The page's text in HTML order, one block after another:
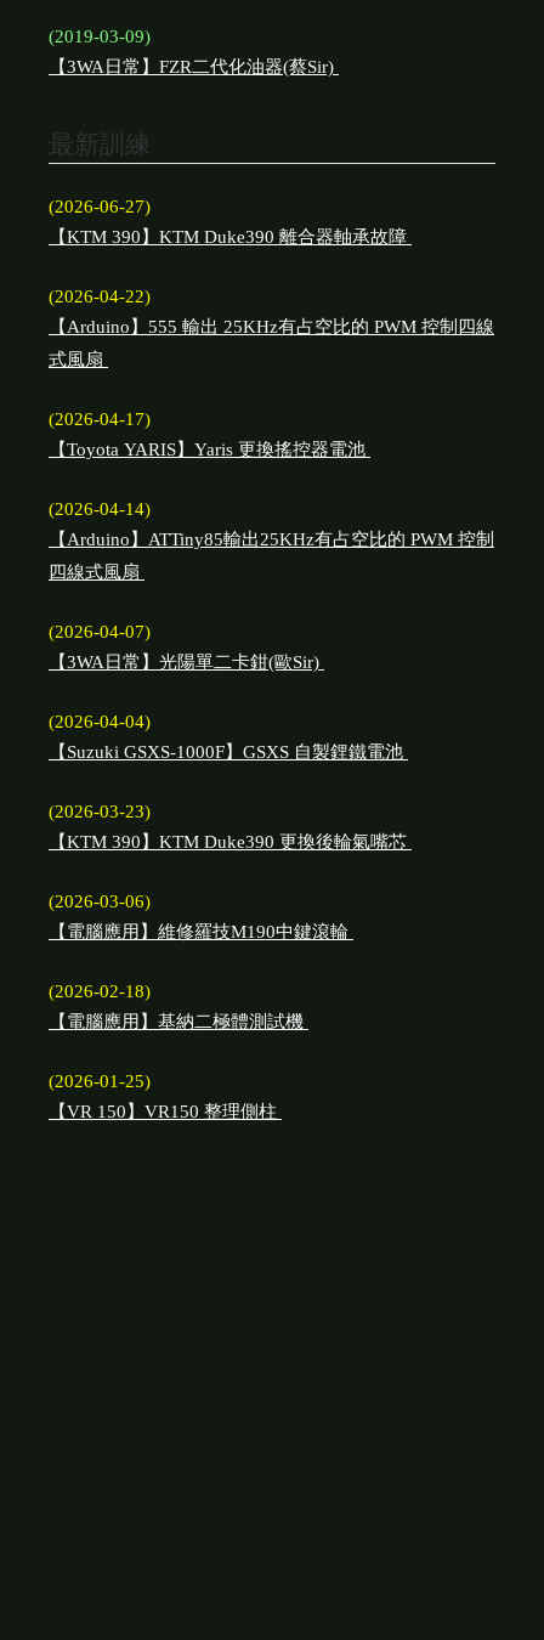
(2019-03-09)
【3WA日常】FZR二代化油器(蔡Sir)
最新訓練
(2026-06-27)
【KTM 390】KTM Duke390 離合器軸承故障
(2026-04-22)
【Arduino】555 輸出 25KHz有占空比的 PWM 控制四線
式風扇
(2026-04-17)
【Toyota YARIS】Yaris 更換搖控器電池
(2026-04-14)
【Arduino】ATTiny85輸出25KHz有占空比的 PWM 控制
四線式風扇
(2026-04-07)
【3WA日常】光陽單二卡鉗(歐Sir)
(2026-04-04)
【Suzuki GSXS-1000F】GSXS 自製鋰鐵電池
(2026-03-23)
【KTM 390】KTM Duke390 更換後輪氣嘴芯
(2026-03-06)
【電腦應用】維修羅技M190中鍵滾輪
(2026-02-18)
【電腦應用】基納二極體測試機
(2026-01-25)
【VR 150】VR150 整理側柱